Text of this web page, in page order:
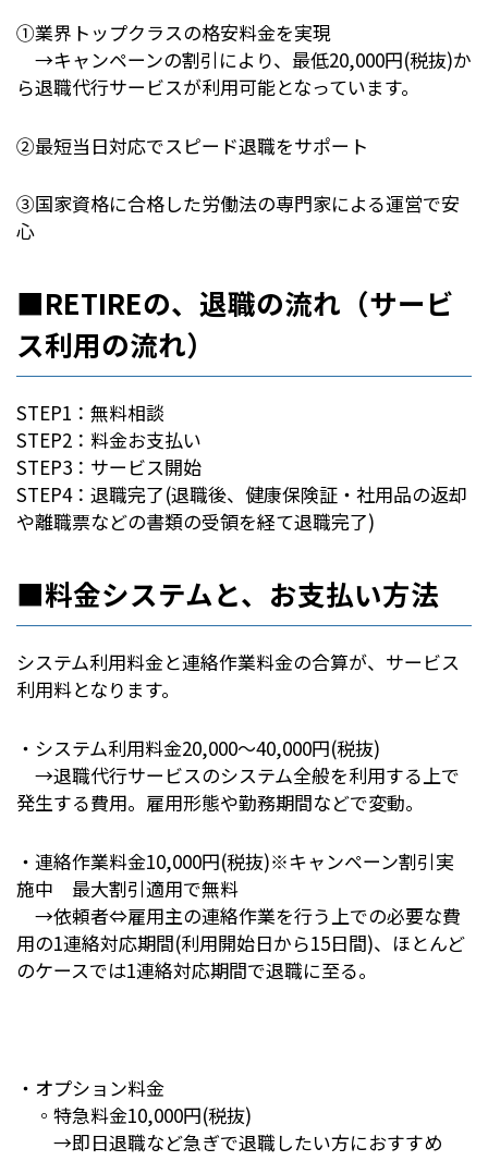
①業界トップクラスの格安料金を実現
→キャンペーンの割引により、最低20,000円(税抜)か
ら退職代行サービスが利用可能となっています。
②最短当日対応でスピード退職をサポート
③国家資格に合格した労働法の専門家による運営で安
心
■RETIREの、退職の流れ（サービ
ス利用の流れ）
STEP1：無料相談
STEP2：料金お支払い
STEP3：サービス開始
STEP4：退職完了(退職後、健康保険証・社用品の返却
や離職票などの書類の受領を経て退職完了)
■料金システムと、お支払い方法
システム利用料金と連絡作業料金の合算が、サービス
利用料となります。
・システム利用料金20,000～40,000円(税抜)
→退職代行サービスのシステム全般を利用する上で
発生する費用。雇用形態や勤務期間などで変動。
・連絡作業料金10,000円(税抜)※キャンペーン割引実
施中 最大割引適用で無料
→依頼者⇔雇用主の連絡作業を行う上での必要な費
用の1連絡対応期間(利用開始日から15日間)、ほとんど
のケースでは1連絡対応期間で退職に至る。
・オプション料金
◦特急料金10,000円(税抜)
→即日退職など急ぎで退職したい方におすすめ